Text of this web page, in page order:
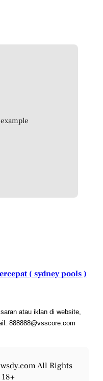
( sydney pools )
atau iklan di website,
888888@vsscore.com
All Rights